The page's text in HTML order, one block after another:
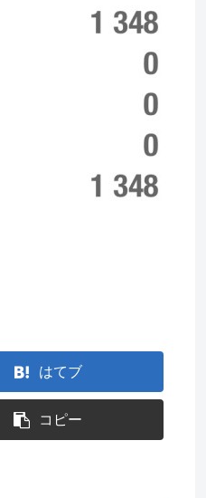
はてブ
コピー